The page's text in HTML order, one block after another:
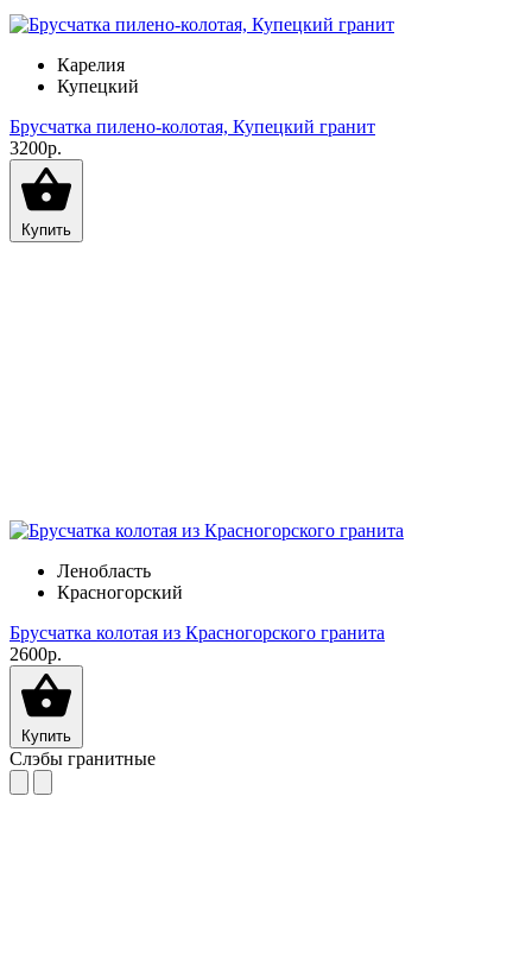
Карелия
Купецкий
Брусчатка пилено-колотая, Купецкий гранит
3200р.
Купить
Ленобласть
Красногорский
Брусчатка колотая из Красногорского гранита
2600р.
Купить
Слэбы гранитные